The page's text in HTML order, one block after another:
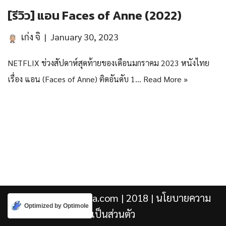
[รีวิว] แอน Faces of Anne (2022)
เก่ง จิ January 30, 2023
NETFLIX ช่วงสัปดาห์สุดท้ายของเดือนมกราคม 2023 หนังไทย
เรื่อง แอน (Faces of Anne) ติดอันดับ 1… Read More »
Kengji.co & Punjira.com | 2018 | นโยบายความ
เป็นส่วนตัว
Optimized by Optimole